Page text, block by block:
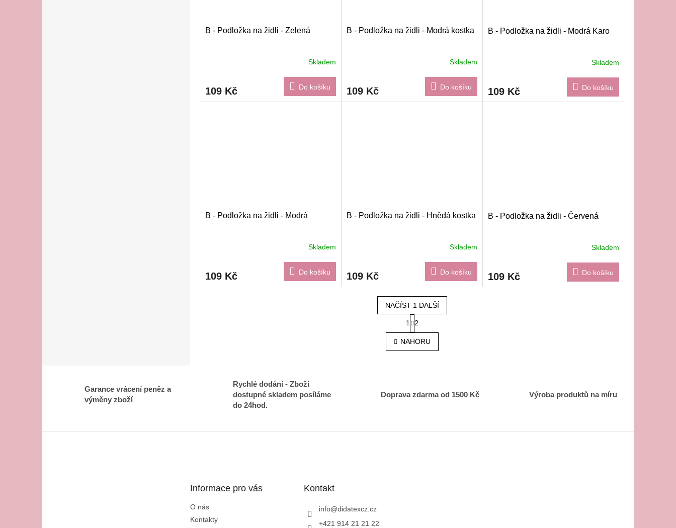
B - Podložka na židli - Zelená
Skladem
109 Kč Do košíku
B - Podložka na židli - Modrá kostka
Skladem
109 Kč Do košíku
B - Podložka na židli - Modrá Karo
Skladem
109 Kč Do košíku
B - Podložka na židli - Modrá
Skladem
109 Kč Do košíku
B - Podložka na židli - Hnědá kostka
Skladem
109 Kč Do košíku
B - Podložka na židli - Červená
Skladem
109 Kč Do košíku
O
v
í
k
NAČÍST 1 DALŠÍ
t
r
á
n
n
1 2
NAHORU
Garance vrácení peněz a
výměny zboží
Rychlé dodání - Zboží
dostupné skladem posíláme
do 24hod.
Doprava zdarma od 1500 Kč Výroba produktů na míru
Informace pro vás
O nás
Kontakty
Kontakt
info@didatexcz.cz
+421 914 21 21 22